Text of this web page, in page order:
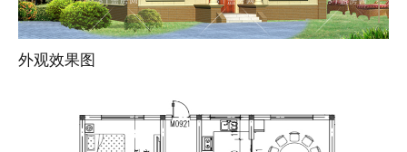
外观效果图